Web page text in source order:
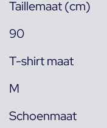
Taillemaat (cm)
90
T-shirt maat
M
Schoenmaat